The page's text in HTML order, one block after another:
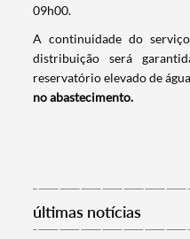
09h00.
A continuidade do
distribuição será
reservatório elevado de
no abastecimento.
últimas notícias